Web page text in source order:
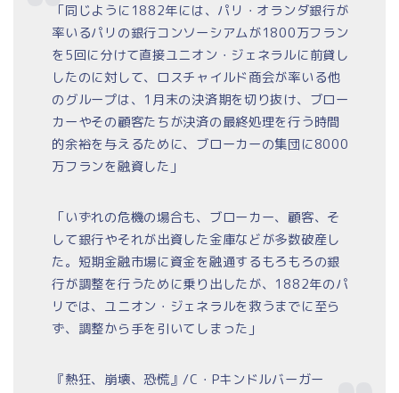
「同じように1882年には、パリ・オランダ銀行が
率いるパリの銀行コンソーシアムが1800万フラン
を5回に分けて直接ユニオン・ジェネラルに前貸し
したのに対して、ロスチャイルド商会が率いる他
のグループは、1月末の決済期を切り抜け、ブロー
カーやその顧客たちが決済の最終処理を行う時間
的余裕を与えるために、ブローカーの集団に8000
万フランを融資した」
「いずれの危機の場合も、ブローカー、顧客、そ
して銀行やそれが出資した金庫などが多数破産し
た。短期金融市場に資金を融通するもろもろの銀
行が調整を行うために乗り出したが、1882年のパ
リでは、ユニオン・ジェネラルを救うまでに至ら
ず、調整から手を引いてしまった」
『熱狂、崩壊、恐慌』/C・Pキンドルバーガー